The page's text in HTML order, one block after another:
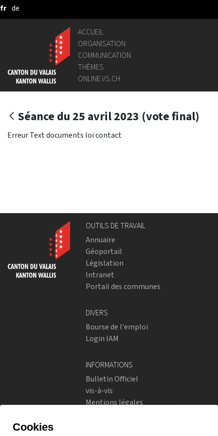
Saut au contenu principal
fr de
ACCUEIL
ORGANISATION
COMMUNICATION
THÈMES
ONLINE.VS.CH
Séance du 25 avril 2023 (vote final)
Erreur Text documents loi contact
OUTILS DE TRAVAIL
Annuaire
Géoportail
Législation
Intranet
Portail des communes
DIVERS
Bourse de l'emploi
Login IAM
INFORMATIONS
Bulletin Officiel
vis-à-vis
Mentions légales